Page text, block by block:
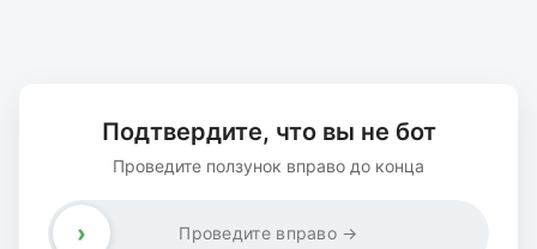
Подтвердите, что вы не бот
Проведите ползунок вправо до конца
Проведите вправо →
›